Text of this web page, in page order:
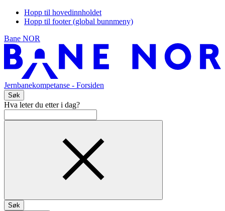
Hopp til hovedinnholdet
Hopp til footer (global bunnmeny)
Bane NOR
Jernbanekompetanse - Forsiden
Søk
Hva leter du etter i dag?
Søk